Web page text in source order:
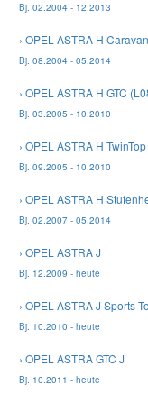
Bj. 02.2004 - 12.2013
› OPEL ASTRA H
Bj. 08.2004 - 05.2014
› OPEL ASTRA H GTC
Bj. 03.2005 - 10.2010
› OPEL ASTRA H
Bj. 09.2005 - 10.2010
› OPEL ASTRA H
Bj. 02.2007 - 05.2014
› OPEL ASTRA J
Bj. 12.2009 - heute
› OPEL ASTRA J Sports
Bj. 10.2010 - heute
› OPEL ASTRA GTC J
Bj. 10.2011 - heute
Porsche
Seat Ersatzteile
Skoda
Smart
Suzuki
Toyota